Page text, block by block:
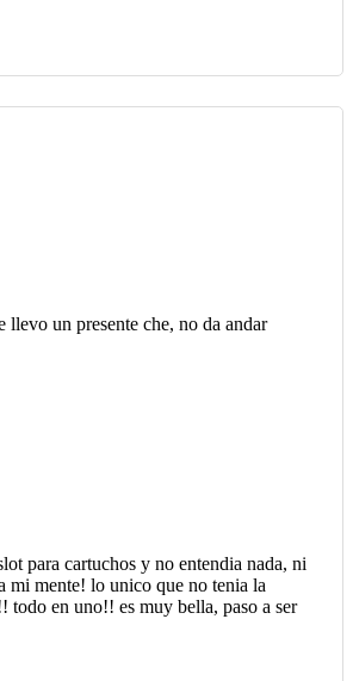
un presente che, no da andar
para cartuchos y no entendia nada, ni
mi mente! lo unico que no tenia la
todo en uno!! es muy bella, paso a ser